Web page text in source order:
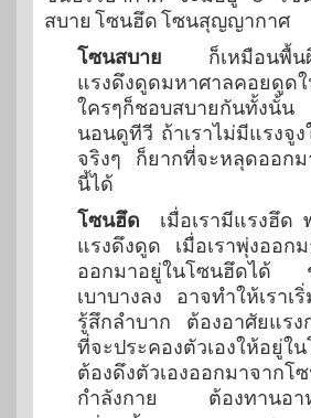
สบาย โซนฮึด โซนสุญญากาศ
โซนสบาย ก็เหมือนพื้น
แรงดึงดูดมหาศาลคอยดูดใ
ใครๆก็ชอบสบายกันทั้งนั้
นอนดูทีวี ถ้าเราไม่มีแรงจู
จริงๆ ก็ยากที่จะหลุดออกม
นี้ได้
โซนฮึด เมื่อเรามีแรงฮึด
แรงดึงดูด เมื่อเราพุ่งออก
ออกมาอยู่ในโซนฮึดได้
เบาบางลง อาจทำให้เราเ
รู้สึกลำบาก ต้องอาศัยแรง
ที่จะประคองตัวเองให้อยู่ใ
ต้องดึงตัวเองออกมาจากโ
กำลังกาย ต้องทานอาห